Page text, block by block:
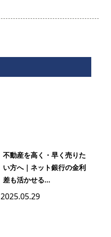
不動産を高く・早く売りた
い方へ｜ネット銀行の金利
差も活かせる...
2025.05.29